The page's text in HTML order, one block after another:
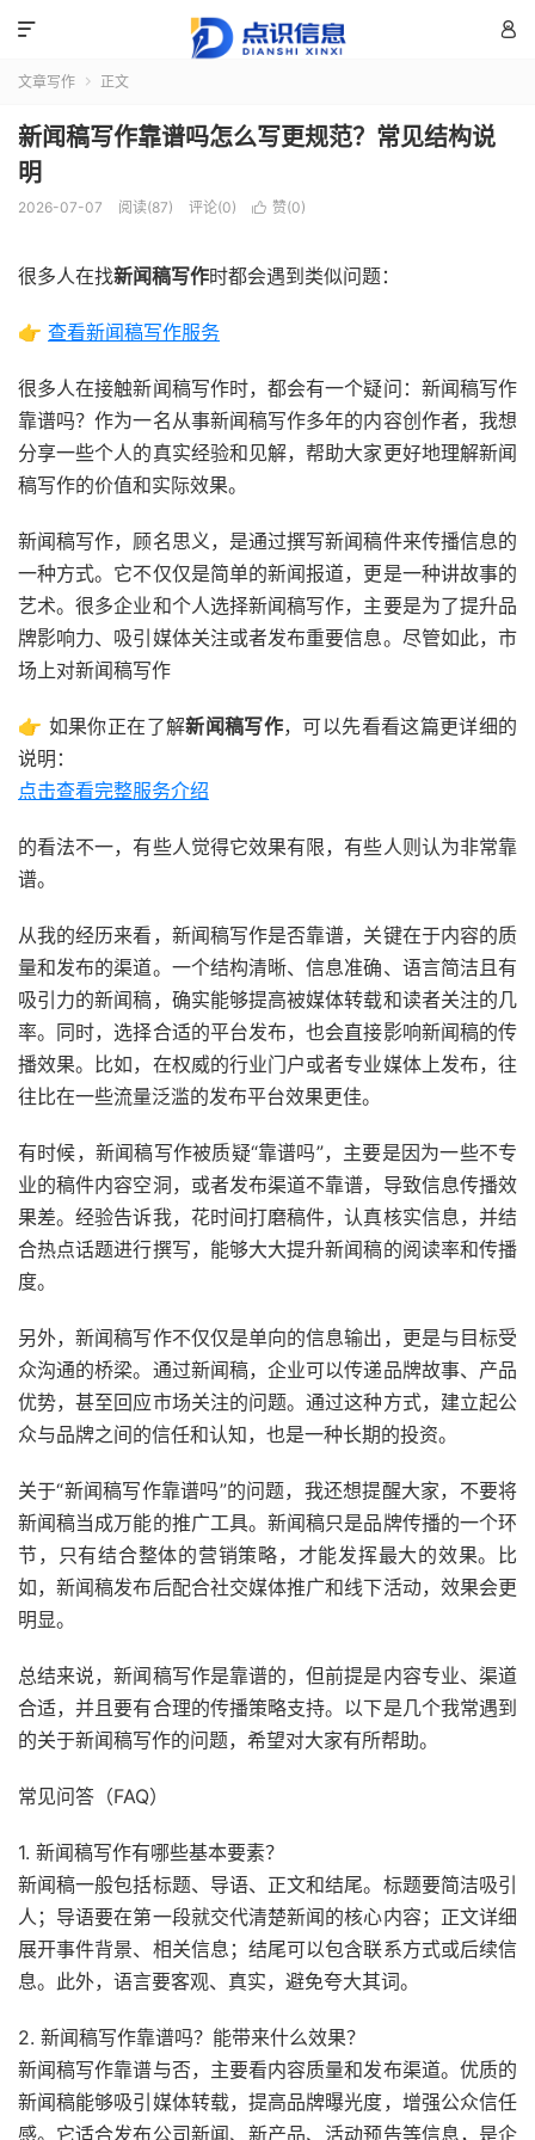


文章写作  正文
新闻稿写作靠谱吗怎么写更规范？常见结构说
明
2026-07-07 阅读(87) 评论(0)  赞(0)
很多人在找新闻稿写作时都会遇到类似问题：
👉 查看新闻稿写作服务
很多人在接触新闻稿写作时，都会有一个疑问：新闻稿写作
靠谱吗？作为一名从事新闻稿写作多年的内容创作者，我想
分享一些个人的真实经验和见解，帮助大家更好地理解新闻
稿写作的价值和实际效果。
新闻稿写作，顾名思义，是通过撰写新闻稿件来传播信息的
一种方式。它不仅仅是简单的新闻报道，更是一种讲故事的
艺术。很多企业和个人选择新闻稿写作，主要是为了提升品
牌影响力、吸引媒体关注或者发布重要信息。尽管如此，市
场上对新闻稿写作
👉 如果你正在了解新闻稿写作，可以先看看这篇更详细的
说明：
点击查看完整服务介绍
的看法不一，有些人觉得它效果有限，有些人则认为非常靠
谱。
从我的经历来看，新闻稿写作是否靠谱，关键在于内容的质
量和发布的渠道。一个结构清晰、信息准确、语言简洁且有
吸引力的新闻稿，确实能够提高被媒体转载和读者关注的几
率。同时，选择合适的平台发布，也会直接影响新闻稿的传
播效果。比如，在权威的行业门户或者专业媒体上发布，往
往比在一些流量泛滥的发布平台效果更佳。
有时候，新闻稿写作被质疑“靠谱吗”，主要是因为一些不专
业的稿件内容空洞，或者发布渠道不靠谱，导致信息传播效
果差。经验告诉我，花时间打磨稿件，认真核实信息，并结
合热点话题进行撰写，能够大大提升新闻稿的阅读率和传播
度。
另外，新闻稿写作不仅仅是单向的信息输出，更是与目标受
众沟通的桥梁。通过新闻稿，企业可以传递品牌故事、产品
优势，甚至回应市场关注的问题。通过这种方式，建立起公
众与品牌之间的信任和认知，也是一种长期的投资。
关于“新闻稿写作靠谱吗”的问题，我还想提醒大家，不要将
新闻稿当成万能的推广工具。新闻稿只是品牌传播的一个环
节，只有结合整体的营销策略，才能发挥最大的效果。比
如，新闻稿发布后配合社交媒体推广和线下活动，效果会更
明显。
总结来说，新闻稿写作是靠谱的，但前提是内容专业、渠道
合适，并且要有合理的传播策略支持。以下是几个我常遇到
的关于新闻稿写作的问题，希望对大家有所帮助。
常见问答（FAQ）
1. 新闻稿写作有哪些基本要素？
新闻稿一般包括标题、导语、正文和结尾。标题要简洁吸引
人；导语要在第一段就交代清楚新闻的核心内容；正文详细
展开事件背景、相关信息；结尾可以包含联系方式或后续信
息。此外，语言要客观、真实，避免夸大其词。
2. 新闻稿写作靠谱吗？能带来什么效果？
新闻稿写作靠谱与否，主要看内容质量和发布渠道。优质的
新闻稿能够吸引媒体转载，提高品牌曝光度，增强公众信任
感。它适合发布公司新闻、新产品、活动预告等信息，是企